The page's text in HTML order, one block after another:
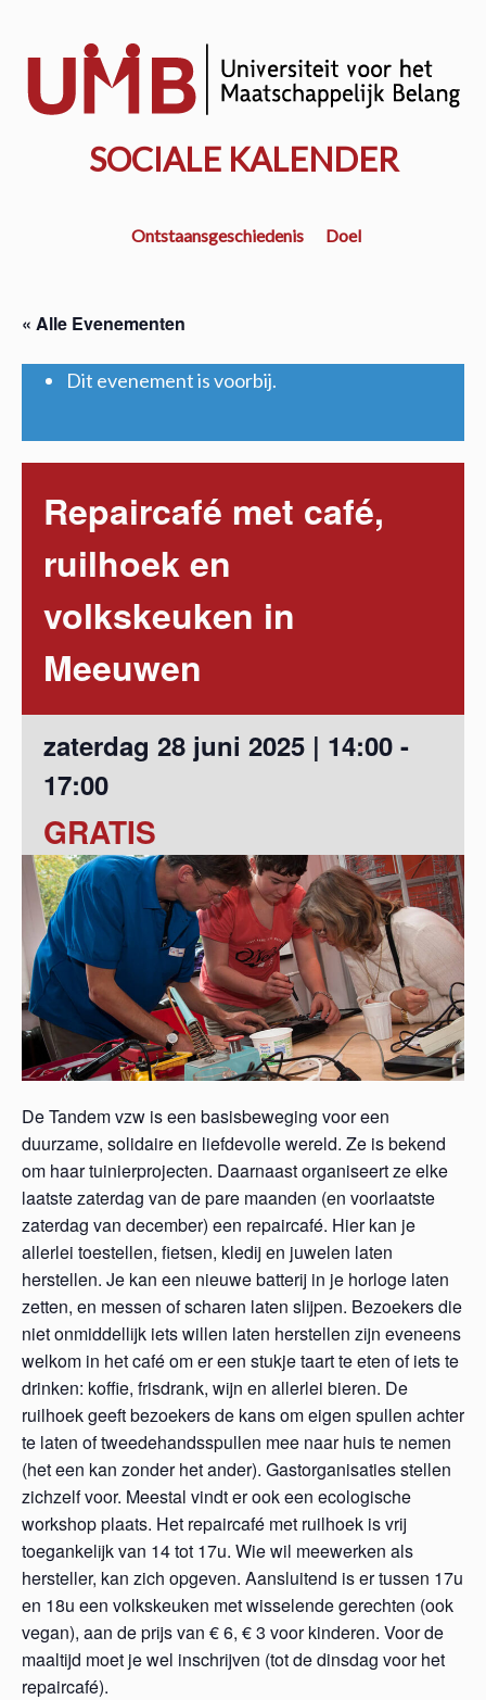
hoofd
SOCIALE KALENDER
Ontstaansgeschiedenis Doel
« Alle Evenementen
Dit evenement is voorbij.
Repaircafé met café,
ruilhoek en
volkskeuken in
Meeuwen
zaterdag 28 juni 2025 | 14:00 -
17:00
GRATIS
De Tandem vzw is een basisbeweging voor een
duurzame, solidaire en liefdevolle wereld. Ze is bekend
om haar tuinierprojecten. Daarnaast organiseert ze elke
laatste zaterdag van de pare maanden (en voorlaatste
zaterdag van december) een repaircafé. Hier kan je
allerlei toestellen, fietsen, kledij en juwelen laten
herstellen. Je kan een nieuwe batterij in je horloge laten
zetten, en messen of scharen laten slijpen. Bezoekers die
niet onmiddellijk iets willen laten herstellen zijn eveneens
welkom in het café om er een stukje taart te eten of iets te
drinken: koffie, frisdrank, wijn en allerlei bieren. De
ruilhoek geeft bezoekers de kans om eigen spullen achter
te laten of tweedehandsspullen mee naar huis te nemen
(het een kan zonder het ander). Gastorganisaties stellen
zichzelf voor. Meestal vindt er ook een ecologische
workshop plaats. Het repaircafé met ruilhoek is vrij
toegankelijk van 14 tot 17u. Wie wil meewerken als
hersteller, kan zich opgeven. Aansluitend is er tussen 17u
en 18u een volkskeuken met wisselende gerechten (ook
vegan), aan de prijs van € 6, € 3 voor kinderen. Voor de
maaltijd moet je wel inschrijven (tot de dinsdag voor het
repaircafé).